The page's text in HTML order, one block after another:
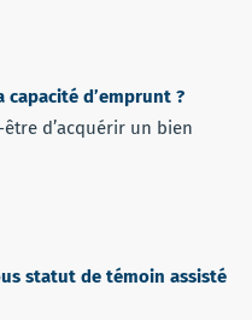
capacité d’emprunt ?
d’acquérir un bien
statut de témoin assisté